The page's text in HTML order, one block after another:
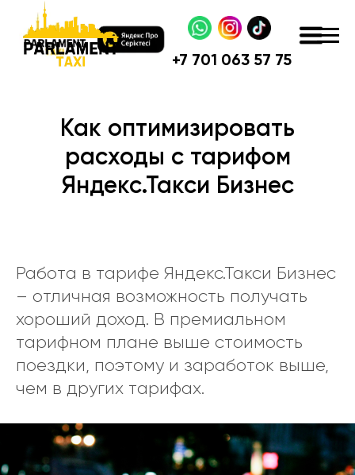
+7 701 063 57 75
Как оптимизировать
расходы с тарифом
Яндекс.Такси Бизнес
Работа в тарифе Яндекс.Такси Бизнес
– отличная возможность получать
хороший доход. В премиальном
тарифном плане выше стоимость
поездки, поэтому и заработок выше,
чем в других тарифах.